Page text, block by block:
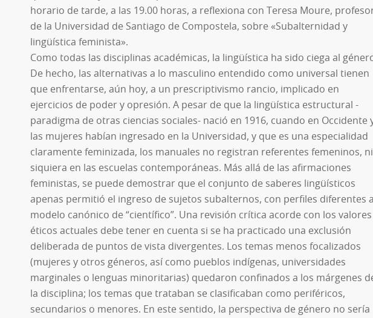
horario de tarde, a las 19.00 horas, a reflexiona con Teresa Moure,
de la Universidad de Santiago de Compostela, sobre «Subalternidad y
lingüística feminista».
Como todas las disciplinas académicas, la lingüística ha sido ciega al
De hecho, las alternativas a lo masculino entendido como universal tienen
que enfrentarse, aún hoy, a un prescriptivismo rancio, implicado en
ejercicios de poder y opresión. A pesar de que la lingüística estructural -
paradigma de otras ciencias sociales- nació en 1916, cuando en Occidente
las mujeres habían ingresado en la Universidad, y que es una especialidad
claramente feminizada, los manuales no registran referentes femeninos, ni
siquiera en las escuelas contemporáneas. Más allá de las afirmaciones
feministas, se puede demostrar que el conjunto de saberes lingüísticos
apenas permitió el ingreso de sujetos subalternos, con perfiles diferentes al
modelo canónico de “científico”. Una revisión crítica acorde con los valores
éticos actuales debe tener en cuenta si se ha practicado una exclusión
deliberada de puntos de vista divergentes. Los temas menos focalizados
(mujeres y otros géneros, así como pueblos indígenas, universidades
marginales o lenguas minoritarias) quedaron confinados a los márgenes
la disciplina; los temas que trataban se clasificaban como periféricos,
secundarios o menores. En este sentido, la perspectiva de género no sería